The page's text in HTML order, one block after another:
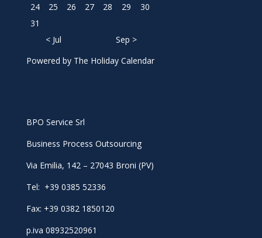
24
25 26 27 28 29
30
31
< Jul
Sep >
Powered by The Holiday Calendar
BPO Service Srl
Business Process Outsourcing
Via Emilia, 142 – 27043 Broni (PV)
Tel: +39 0385 52336
Fax: +39 0382 1850120
p.iva 08932520961